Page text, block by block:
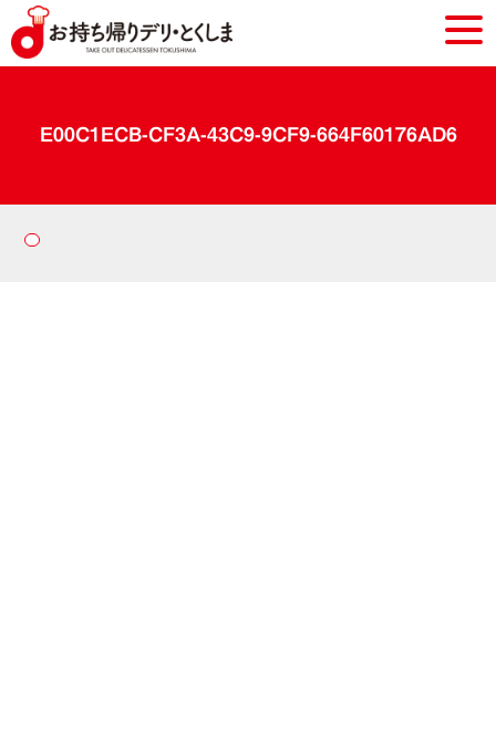
E00C1ECB-CF3A-43C9-9CF9-664F60176AD6